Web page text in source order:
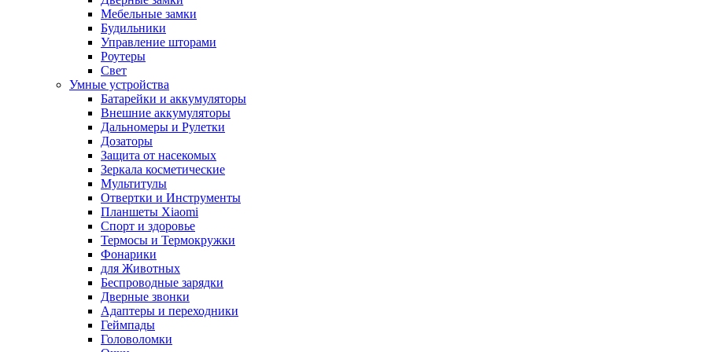
Мебельные замки
Будильники
Управление шторами
Роутеры
Свет
Умные устройства
Батарейки и аккумуляторы
Внешние аккумуляторы
Дальномеры и Рулетки
Дозаторы
Защита от насекомых
Зеркала косметические
Мультитулы
Отвертки и Инструменты
Планшеты Xiaomi
Спорт и здоровье
Термосы и Термокружки
Фонарики
для Животных
Беспроводные зарядки
Дверные звонки
Адаптеры и переходники
Геймпады
Головоломки